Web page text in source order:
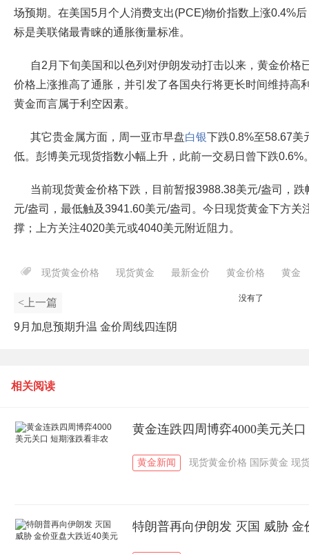
场预期。在美国5月个人消费支出(PCE)物价指数上涨0.4%
标是美联储最青睐的通胀衡量标准。
自2月下旬美国和以色列对伊朗发动打击以来，黄金
价格上涨推高了通胀，并引发了各国央行将更长时间维持高
黄金而言属于利空因素。
其它贵金属方面，周一亚市早盘白银下跌0.8%至58.67美
低。彭博美元现货指数小幅上升，此前一交易日曾下跌0.6%
当前现货黄金价格下跌，目前暂报3988.38美元/盎司，
元/盎司，最低触及3941.60美元/盎司。今日现货黄金下方关
撑；上方关注4020美元或4040美元附近阻力。
现货黄金价格 现货黄金 最新金价 黄金价格 黄金
<上一篇
9月加息预期升温 金价周线四连阴
没有了
相关阅读
黄金连跌四周博弈4000美元关
黄金新闻 现货黄金价格 国际黄金 现
特朗普再向伊朗发 灭国 威胁 金